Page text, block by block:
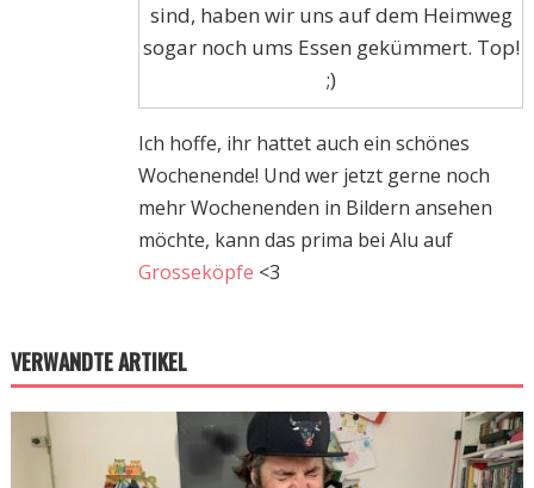
sind, haben wir uns auf dem Heimweg
sogar noch ums Essen gekümmert. Top!
;)
Ich hoffe, ihr hattet auch ein schönes
Wochenende! Und wer jetzt gerne noch
mehr Wochenenden in Bildern ansehen
möchte, kann das prima bei Alu auf
Grosseköpfe <3
VERWANDTE ARTIKEL